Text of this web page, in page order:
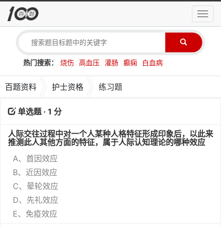
导
航
热门搜索： 烧伤 高血压 灌肠 癫痫 白血病
百题资料 护士资格 练习题
单选题 · 1 分
人际交往过程中对一个人某种人格特征形成印象后，以此来
推测此人其他方面的特征，属于人际认知理论的哪种效应
A、首因效应
B、近因效应
C、晕轮效应
D、先礼效应
E、免疫效应